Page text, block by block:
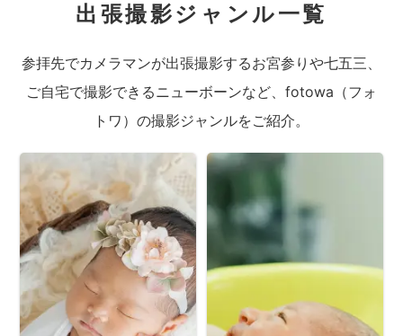
出張撮影ジャンル一覧
参拝先でカメラマンが出張撮影するお宮参りや七五三、
ご自宅で撮影できるニューボーンなど、fotowa（フォ
トワ）の撮影ジャンルをご紹介。